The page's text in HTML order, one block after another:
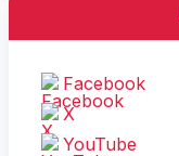
Facebook
X
YouTube